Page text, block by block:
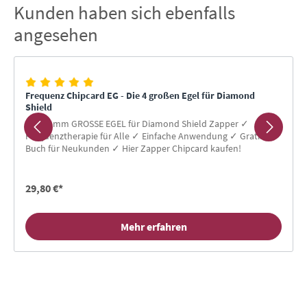
Produktgalerie überspringen
Kunden haben sich ebenfalls
angesehen
Frequenz Chipcard EG - Die 4 großen Egel für Diamond
Shield
Programm GROSSE EGEL für Diamond Shield Zapper ✓
Frequenztherapie für Alle ✓ Einfache Anwendung ✓ Gratis-
Buch für Neukunden ✓ Hier Zapper Chipcard kaufen!
29,80 €*
Mehr erfahren